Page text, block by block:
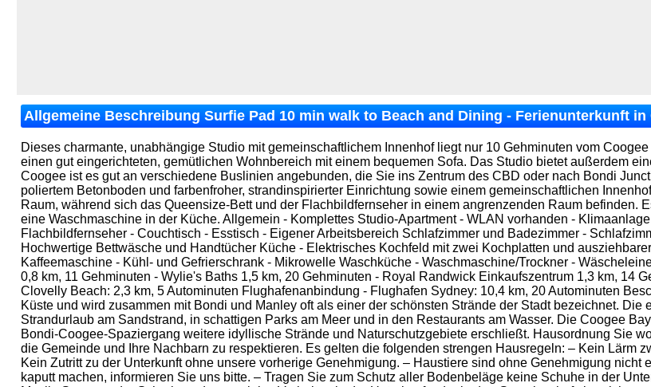
Allgemeine Beschreibung Surfie Pad 10 min walk to Beach and Dining - Ferienunterkunft in
Dieses charmante, unabhängige Studio mit gemeinschaftlichem Innenhof liegt nur 10 Gehminuten vom
einen gut eingerichteten, gemütlichen Wohnbereich mit einem bequemen Sofa. Das Studio bietet außerdem
Coogee ist es gut an verschiedene Buslinien angebunden, die Sie ins Zentrum des CBD oder nach Bondi
poliertem Betonboden und farbenfroher, strandinspirierter Einrichtung sowie einem gemeinschaftlichen
Raum, während sich das Queensize-Bett und der Flachbildfernseher in einem angrenzenden Raum befinden.
eine Waschmaschine in der Küche. Allgemein - Komplettes Studio-Apartment - WLAN vorhanden -
Flachbildfernseher - Couchtisch - Esstisch - Eigener Arbeitsbereich Schlafzimmer und Badezimmer -
Hochwertige Bettwäsche und Handtücher Küche - Elektrisches Kochfeld mit zwei Kochplatten und
Kaffeemaschine - Kühl- und Gefrierschrank - Mikrowelle Waschküche - Waschmaschine/Trockner -
0,8 km, 11 Gehminuten - Wylie's Baths 1,5 km, 20 Gehminuten - Royal Randwick Einkaufszentrum 1,3 km, 14
Clovelly Beach: 2,3 km, 5 Autominuten Flughafenanbindung - Flughafen Sydney: 10,4 km, 20 Autominuten
Küste und wird zusammen mit Bondi und Manley oft als einer der schönsten Strände der Stadt bezeichnet.
Strandurlaub am Sandstrand, in schattigen Parks am Meer und in den Restaurants am Wasser. Die Coogee
Bondi-Coogee-Spaziergang weitere idyllische Strände und Naturschutzgebiete erschließt. Hausordnung Sie
die Gemeinde und Ihre Nachbarn zu respektieren. Es gelten die folgenden strengen Hausregeln: – Kein Lärm
Kein Zutritt zu der Unterkunft ohne unsere vorherige Genehmigung. – Haustiere sind ohne Genehmigung
kaputt machen, informieren Sie uns bitte. – Tragen Sie zum Schutz aller Bodenbeläge keine Schuhe in der